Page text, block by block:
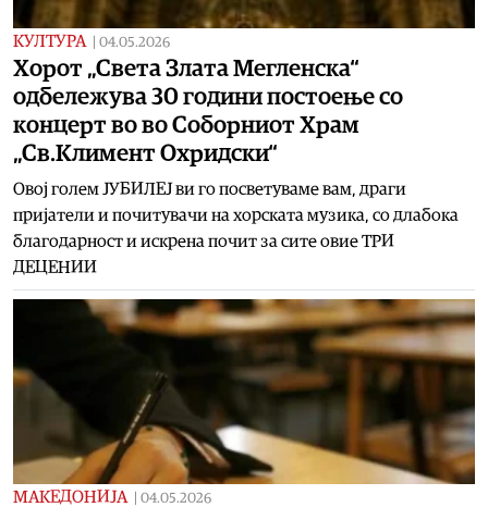
КУЛТУРА 04.05.2026
Хорот „Света Злата Мегленска“
одбележува 30 години постоење со
концерт во во Соборниот Храм
„Св.Климент Охридски“
Овој голем ЈУБИЛЕЈ ви го посветуваме вам, драги
пријатели и почитувачи на хорската музика, со длабока
благодарност и искрена почит за сите овие ТРИ
ДЕЦЕНИИ
МАКЕДОНИЈА 04.05.2026